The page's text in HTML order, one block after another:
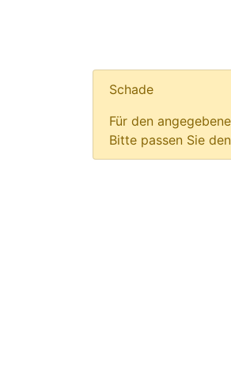
Schade
Für den
Bitte passen Sie